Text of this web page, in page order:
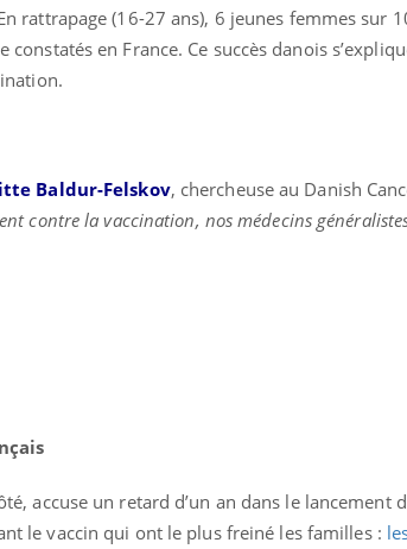
rattrapage (16-27 ans), 6 jeunes femmes sur
constatés en France. Ce succès danois
Baldur-Felskov, chercheuse au Danish
contre la vaccination, nos médecins
accuse un retard d’un an dans le
le vaccin qui ont le plus freiné les familles :